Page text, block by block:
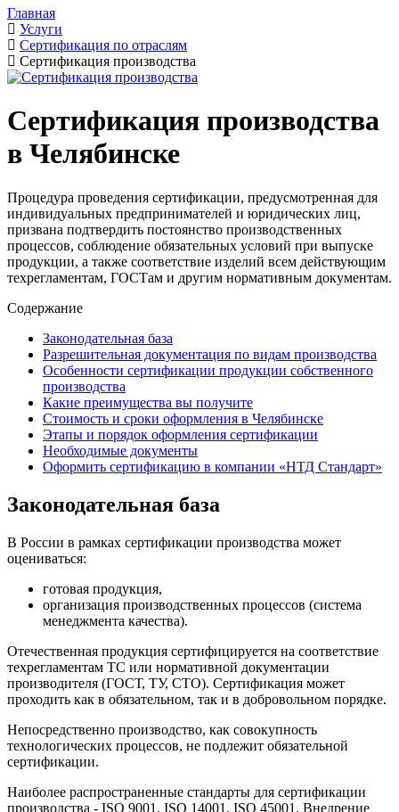
Главная
Услуги
Сертификация по отраслям
Сертификация производства
Сертификация производства
в Челябинске
Процедура проведения сертификации, предусмотренная для
индивидуальных предпринимателей и юридических лиц,
призвана подтвердить постоянство производственных
процессов, соблюдение обязательных условий при выпуске
продукции, а также соответствие изделий всем действующим
техрегламентам, ГОСТам и другим нормативным документам.
Содержание
Законодательная база
Разрешительная документация по видам производства
Особенности сертификации продукции собственного
производства
Какие преимущества вы получите
Стоимость и сроки оформления в Челябинске
Этапы и порядок оформления сертификации
Необходимые документы
Оформить сертификацию в компании «НТД Стандарт»
Законодательная база
В России в рамках сертификации производства может
оцениваться:
готовая продукция,
организация производственных процессов (система
менеджмента качества).
Отечественная продукция сертифицируется на соответствие
техрегламентам ТС или нормативной документации
производителя (ГОСТ, ТУ, СТО). Сертификация может
проходить как в обязательном, так и в добровольном порядке.
Непосредственно производство, как совокупность
технологических процессов, не подлежит обязательной
сертификации.
Наиболее распространенные стандарты для сертификации
производства - ISO 9001, ISO 14001, ISO 45001. Внедрение